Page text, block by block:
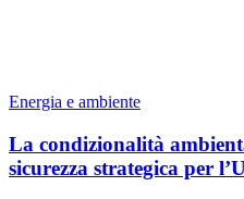
Energia e ambiente
La condizionalità
sicurezza strategica per